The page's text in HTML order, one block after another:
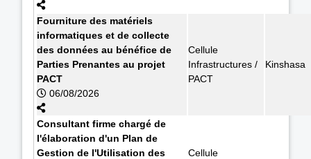
Fourniture des matériels
informatiques et de collecte
des données au bénéfice de
Parties Prenantes au projet
PACT
06/08/2026
Cellule
Infrastructures /
PACT
Kinshasa
Consultant firme chargé de
l'élaboration d'un Plan de
Gestion de l'Utilisation des
Cellule